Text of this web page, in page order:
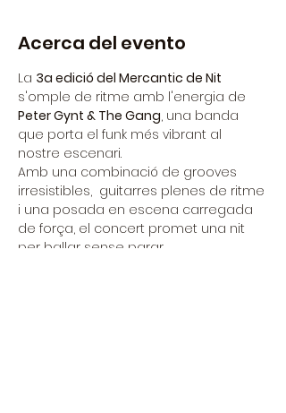
Acerca del evento
La 3a edició del Mercantic de Nit
s'omple de ritme amb l'energia de
Peter Gynt & The Gang, una banda
que porta el funk més vibrant al
nostre escenari.
Amb una combinació de grooves
irresistibles,  guitarres plenes de ritme
i una posada en escena carregada
de força, el concert promet una nit
per ballar sense parar.